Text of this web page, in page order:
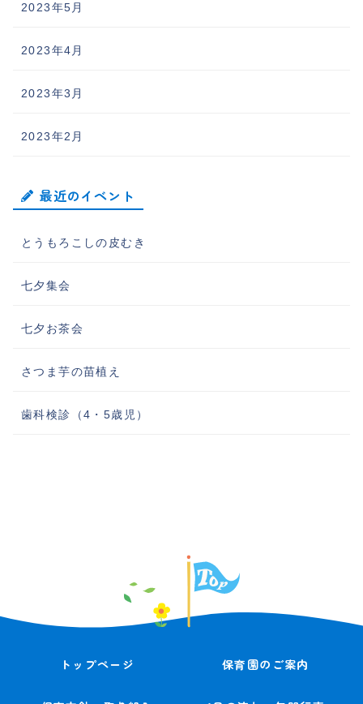
2023年5月
2023年4月
2023年3月
2023年2月
最近のイベント
とうもろこしの皮むき
七夕集会
七夕お茶会
さつま芋の苗植え
歯科検診（4・5歳児）
トップページ 保育園のご案内